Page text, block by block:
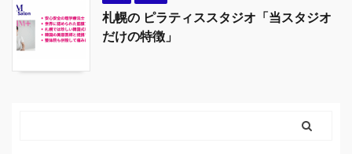
札幌の ピラティススタジオ「当スタジオ
だけの特徴」